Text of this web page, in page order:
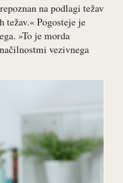
na podlagi težav
težav.« Pogosteje je
»To je morda
vezivnega